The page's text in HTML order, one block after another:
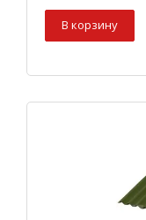
В корзину